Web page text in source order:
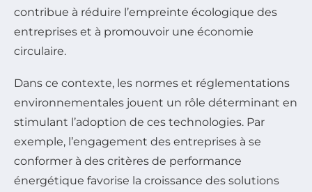
contribue à réduire l’empreinte écologique des
entreprises et à promouvoir une économie
circulaire.
Dans ce contexte, les normes et réglementations
environnementales jouent un rôle déterminant en
stimulant l’adoption de ces technologies. Par
exemple, l’engagement des entreprises à se
conformer à des critères de performance
énergétique favorise la croissance des solutions